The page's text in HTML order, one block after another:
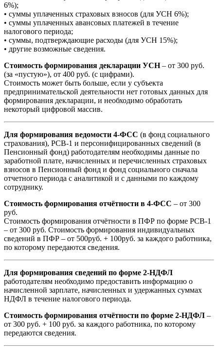
6%);
• суммы уплаченных страховых взносов (для УСН 6%);
• суммы уплаченных авансовых платежей в течение
налогового периода;
• суммы, подтверждающие расходы (для УСН 15%);
• другие возможные сведения.
Стоимость формирования декларации УСН– от 300 руб.
(за «пустую»), от 400 руб. (с цифрами).
Стоимость может быть больше, если у субъекта
предпринимательской деятельности нет готовых данных для
формирования декларации, и необходимо обработать
некоторый цифровой массив.
Для формирования ведомости 4-ФСС (в фонд социального
страхования), РСВ-1 и персонифицированных сведений (в
Пенсионный фонд) работодателям необходимы данные по
заработной плате, начисленных и перечисленных страховых
взносов в Пенсионный фонд и фонд социального сначала
отчетного периода с аналитикой и с данными по каждому
сотруднику.
Стоимость формирования отчётности в 4-ФСС – от 300
руб.
Стоимость формирования отчётности в ПФР по форме РСВ-1
– от 300 руб. Стоимость формирования индивидуальных
сведений в ПФР – от 500руб. + 100руб. за каждого работника,
по которому передаются сведения.
Для формирования сведений по форме 2-НДФЛ
работодателям необходимо предоставить информацию о
начисленной зарплате, начисленных и удержанных суммах
НДФЛ в течение налогового периода.
Стоимость формирования отчётности по форме 2-НДФЛ –
от 300 руб. + 100 руб. за каждого работника, по которому
передаются сведения.